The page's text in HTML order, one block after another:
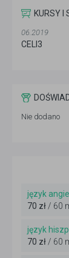
KURSY I
06.2019
CELI3
Nie dodano
język
70 zł/ 60
język
70 zł/ 60